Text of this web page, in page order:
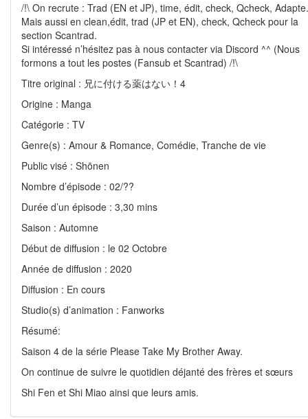
/!\ On recrute : Trad (EN et JP), time, édit, check, Qcheck, Adapte.
Mais aussi en clean,édit, trad (JP et EN), check, Qcheck pour la
section Scantrad.
Si intéressé n’hésitez pas à nous contacter via Discord ^^ (Nous
formons a tout les postes (Fansub et Scantrad) /!\
Titre original : 兄に付ける薬はない！4
Origine : Manga
Catégorie : TV
Genre(s) : Amour & Romance, Comédie, Tranche de vie
Public visé : Shōnen
Nombre d’épisode : 02/??
Durée d’un épisode : 3,30 mins
Saison : Automne
Début de diffusion : le 02 Octobre
Année de diffusion : 2020
Diffusion : En cours
Studio(s) d’animation : Fanworks
Résumé:
Saison 4 de la série Please Take My Brother Away.
On continue de suivre le quotidien déjanté des frères et sœurs
Shi Fen et Shi Miao ainsi que leurs amis.